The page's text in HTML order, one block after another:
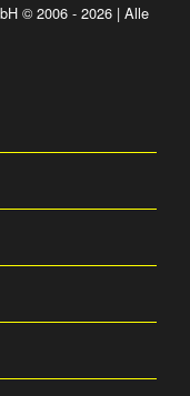
© 2006 - 2026 | Alle